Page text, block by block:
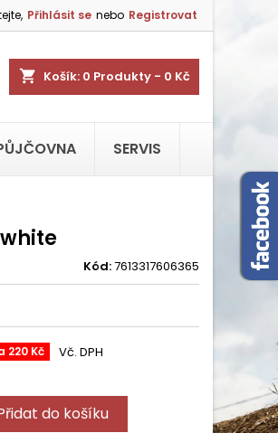
Přihlásit se nebo Registrovat
shopping_cart Košík: 0 Produkty - 0 Kč
SERVIS
white
Kód:7613317606365
220 Kč Vč. DPH
do košíku